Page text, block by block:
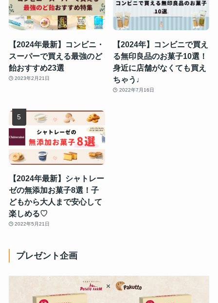
【2024年最新】コンビニ・
スーパーで買える最強のど
飴おすすめ23選
2023年2月21日
【2024年】コンビニで買え
る無印良品のお菓子10選！
身近に店舗がなくても買え
ちゃう♩
2022年7月16日
【2024年最新】シャトレー
ゼの無添加お菓子8選！子
どもから大人まで安心して
楽しめる♡
2022年5月21日
プレゼント企画